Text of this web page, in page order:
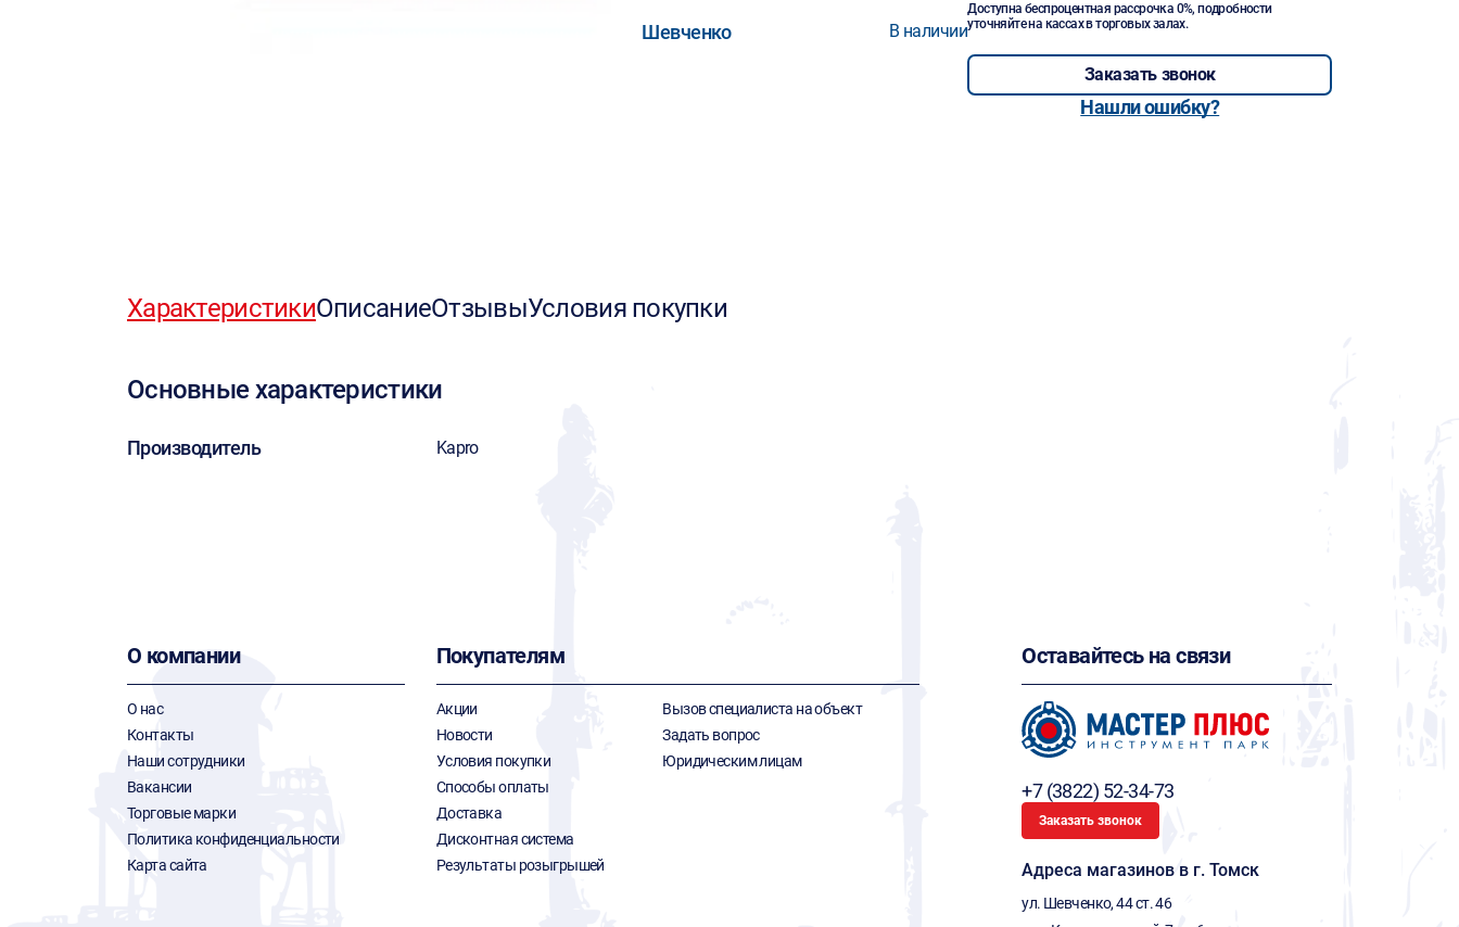
Шевченко В наличии
Доступна беспроцентная рассрочка 0%, подробности
уточняйте на кассах в торговых залах.
Заказать звонок
Нашли ошибку?
ХарактеристикиОписаниеОтзывыУсловия покупки
Основные характеристики
Производитель Kapro
О компании
О нас
Контакты
Наши сотрудники
Вакансии
Торговые марки
Политика конфиденциальности
Карта сайта
Покупателям
Акции
Новости
Условия покупки
Способы оплаты
Доставка
Дисконтная система
Результаты розыгрышей
Вызов специалиста на объект
Задать вопрос
Юридическим лицам
Оставайтесь на связи
+7 (3822) 52-34-73
Заказать звонок
Адреса магазинов в г. Томск
ул. Шевченко, 44 ст. 46